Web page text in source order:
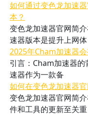
如何通过变色龙加速
本？
变色龙加速器官网简
速器版本是提升上网体
2025年Cham加速器
引言：Cham加速器
速器作为一款备
如何在变色龙加速器
变色龙加速器官网简
件和工具的更新至关重